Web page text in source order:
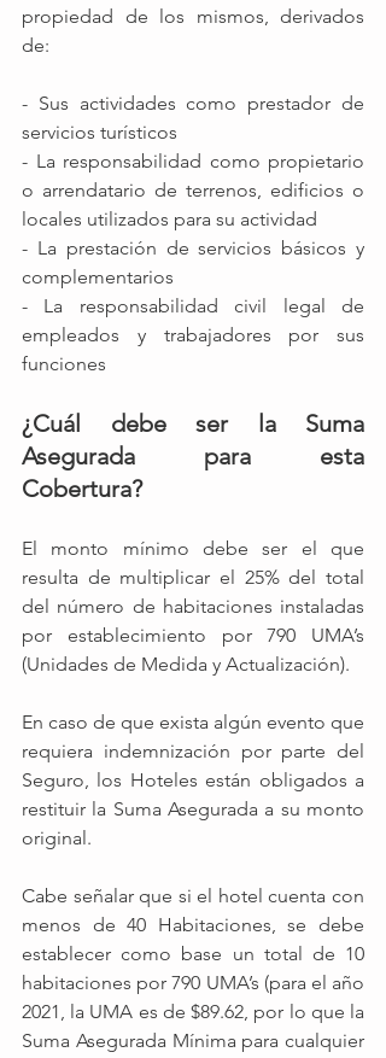
propiedad de los mismos, derivados
de:
- Sus actividades como prestador de
servicios turísticos
- La responsabilidad como propietario
o arrendatario de terrenos, edificios o
locales utilizados para su actividad
- La prestación de servicios básicos y
complementarios
- La responsabilidad civil legal de
empleados y trabajadores por sus
funciones
¿Cuál debe ser la Suma
Asegurada para esta
Cobertura?
El monto mínimo debe ser el que
resulta de multiplicar el 25% del total
del número de habitaciones instaladas
por establecimiento por 790 UMA’s
(Unidades de Medida y Actualización).
En caso de que exista algún evento que
requiera indemnización por parte del
Seguro, los Hoteles están obligados a
restituir la Suma Asegurada a su monto
original.
Cabe señalar que si el hotel cuenta con
menos de 40 Habitaciones, se debe
establecer como base un total de 10
habitaciones por 790 UMA’s (para el año
2021, la UMA es de $89.62, por lo que la
Suma Asegurada Mínima para cualquier